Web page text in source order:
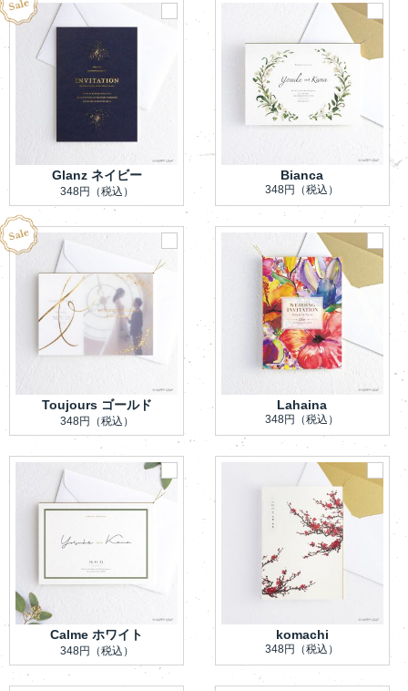
Glanz ネイビー
348円 （税込）
Bianca
348円 （税込）
Toujours ゴールド
348円 （税込）
Lahaina
348円 （税込）
Calme ホワイト
348円 （税込）
komachi
348円 （税込）